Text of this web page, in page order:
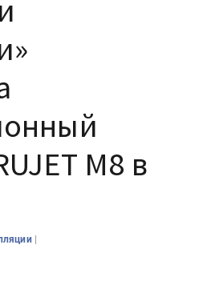
M8 в
|